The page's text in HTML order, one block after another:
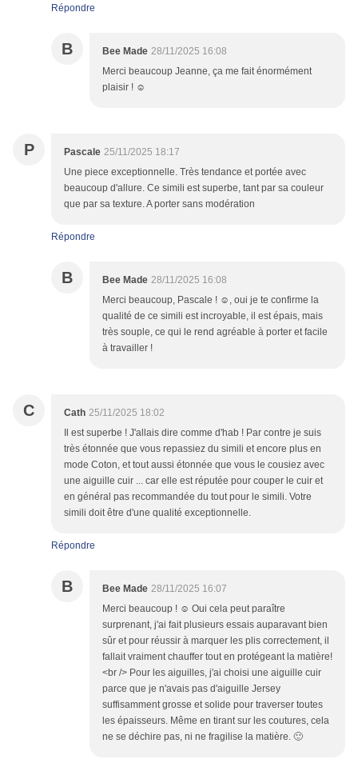
Répondre
B Bee Made 28/11/2025 16:08
Merci beaucoup Jeanne, ça me fait énormément
plaisir ! ☺️
P Pascale 25/11/2025 18:17
Une piece exceptionnelle. Très tendance et portée avec
beaucoup d'allure. Ce simili est superbe, tant par sa couleur
que par sa texture. A porter sans modération
Répondre
B Bee Made 28/11/2025 16:08
Merci beaucoup, Pascale ! ☺️, oui je te confirme la
qualité de ce simili est incroyable, il est épais, mais
très souple, ce qui le rend agréable à porter et facile
à travailler !
C Cath 25/11/2025 18:02
Il est superbe ! J'allais dire comme d'hab ! Par contre je suis
très étonnée que vous repassiez du simili et encore plus en
mode Coton, et tout aussi étonnée que vous le cousiez avec
une aiguille cuir ... car elle est réputée pour couper le cuir et
en général pas recommandée du tout pour le simili. Votre
simili doit être d'une qualité exceptionnelle.
Répondre
B Bee Made 28/11/2025 16:07
Merci beaucoup ! ☺️ Oui cela peut paraître
surprenant, j'ai fait plusieurs essais auparavant bien
sûr et pour réussir à marquer les plis correctement, il
fallait vraiment chauffer tout en protégeant la matière!
<br /> Pour les aiguilles, j'ai choisi une aiguille cuir
parce que je n'avais pas d'aiguille Jersey
suffisamment grosse et solide pour traverser toutes
les épaisseurs. Même en tirant sur les coutures, cela
ne se déchire pas, ni ne fragilise la matière. 🙂